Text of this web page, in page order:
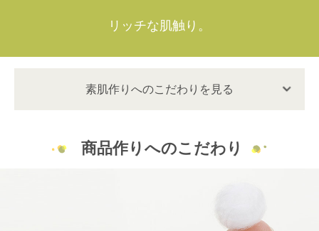
リッチな肌触り。
素肌作りへのこだわりを見る
商品作りへのこだわり